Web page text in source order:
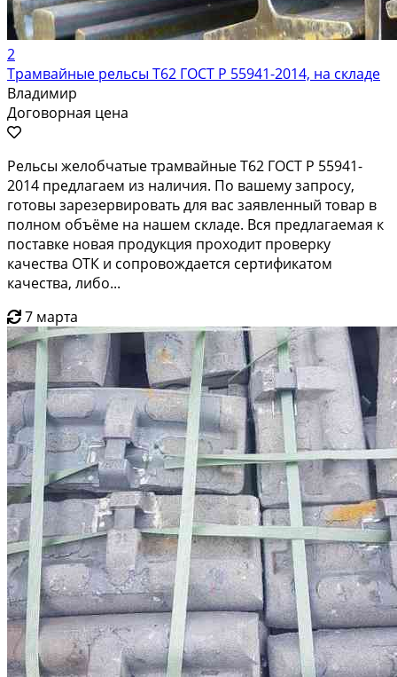
2
Трамвайные рельсы Т62 ГОСТ Р 55941-2014, на складе
Владимир
Договорная цена
Рельсы желобчатые трамвайные Т62 ГОСТ Р 55941-
2014 предлагаем из наличия. По вашему запросу,
готовы зарезервировать для вас заявленный товар в
полном объёме на нашем складе. Вся предлагаемая к
поставке новая продукция проходит проверку
качества ОТК и сопровождается сертификатом
качества, либо...
7 марта